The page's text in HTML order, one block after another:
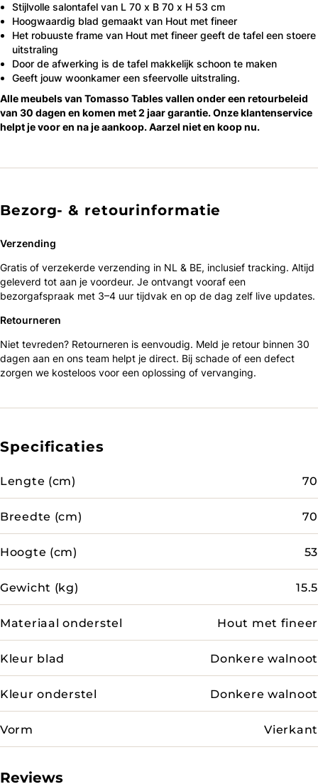
Stijlvolle salontafel van L 70 x B 70 x H 53 cm
Hoogwaardig blad gemaakt van Hout met fineer
Het robuuste frame van Hout met fineer geeft de tafel een stoere
uitstraling
Door de afwerking is de tafel makkelijk schoon te maken
Geeft jouw woonkamer een sfeervolle uitstraling.
Alle meubels van Tomasso Tables vallen onder een retourbeleid
van 30 dagen en komen met 2 jaar garantie. Onze klantenservice
helpt je voor en na je aankoop. Aarzel niet en koop nu.
Bezorg- & retourinformatie
Verzending
Gratis of verzekerde verzending in NL & BE, inclusief tracking. Altijd
geleverd tot aan je voordeur. Je ontvangt vooraf een
bezorgafspraak met 3–4 uur tijdvak en op de dag zelf live updates.
Retourneren
Niet tevreden? Retourneren is eenvoudig. Meld je retour binnen 30
dagen aan en ons team helpt je direct. Bij schade of een defect
zorgen we kosteloos voor een oplossing of vervanging.
Specificaties
Lengte (cm) 70
Breedte (cm) 70
Hoogte (cm) 53
Gewicht (kg) 15.5
Materiaal onderstel Hout met fineer
Kleur blad Donkere walnoot
Kleur onderstel Donkere walnoot
Vorm Vierkant
Reviews